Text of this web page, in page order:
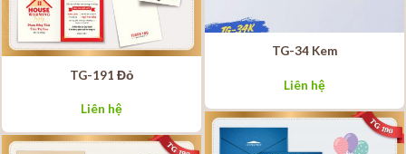
TG-34 Kem
Liên hệ
TG-191 Đỏ
Liên hệ